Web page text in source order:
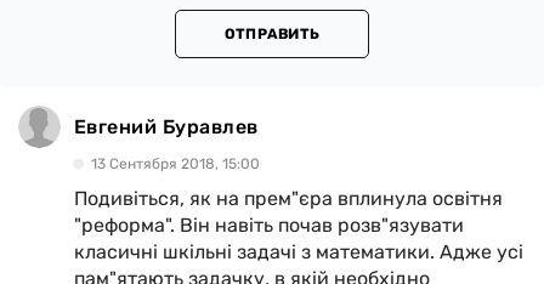
ОТПРАВИТЬ
Евгений Буравлев
13 Сентября 2018, 15:00
Подивіться, як на прем"єра вплинула освітня
"реформа". Він навіть почав розв"язувати
класичні шкільні задачі з математики. Адже усі
пам"ятають задачку, в якій необхідно